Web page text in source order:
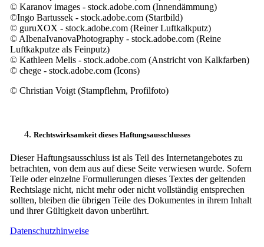
© Karanov images - stock.adobe.com (Innendämmung)
©Ingo Bartussek - stock.adobe.com (Startbild)
© guruXOX - stock.adobe.com (Reiner Luftkalkputz)
© AlbenaIvanovaPhotography - stock.adobe.com (Reine
Luftkakputze als Feinputz)
© Kathleen Melis - stock.adobe.com (Anstricht von Kalkfarben)
© chege - stock.adobe.com (Icons)
© Christian Voigt (Stampflehm, Profilfoto)
Rechtswirksamkeit dieses Haftungsausschlusses
Dieser Haftungsausschluss ist als Teil des Internetangebotes zu
betrachten, von dem aus auf diese Seite verwiesen wurde. Sofern
Teile oder einzelne Formulierungen dieses Textes der geltenden
Rechtslage nicht, nicht mehr oder nicht vollständig entsprechen
sollten, bleiben die übrigen Teile des Dokumentes in ihrem Inhalt
und ihrer Gültigkeit davon unberührt.
Datenschutzhinweise